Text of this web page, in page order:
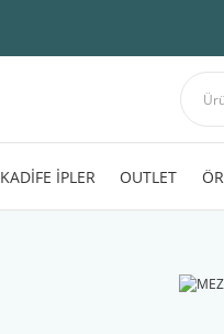
KADİFE İPLER OUTLET